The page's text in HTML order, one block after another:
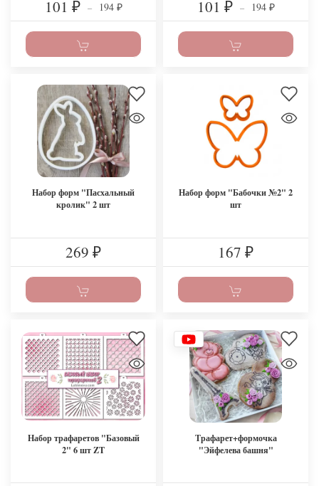
101 ₽ – 194 ₽ 101 ₽ – 194 ₽
Набор форм "Пасхальный
кролик" 2 шт
269 ₽
Набор форм "Бабочки №2" 2
шт
167 ₽
Набор трафаретов "Базовый
2" 6 шт ZT
Трафарет+формочка
"Эйфелева башня"